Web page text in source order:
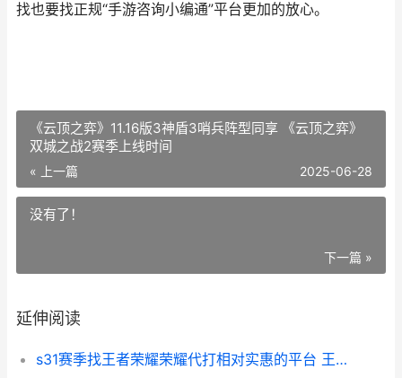
找也要找正规“手游咨询小编通”平台更加的放心。
《云顶之弈》11.16版3神盾3哨兵阵型同享 《云顶之弈》
双城之战2赛季上线时间
« 上一篇 2025-06-28
没有了！
下一篇 »
延伸阅读
s31赛季找王者荣耀荣耀代打相对实惠的平台 王者荣耀s3到s21赛季皮肤有哪些